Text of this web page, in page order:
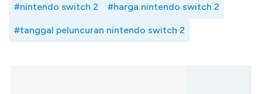
#nintendo switch 2 #harga nintendo switch 2
#tanggal peluncuran nintendo switch 2